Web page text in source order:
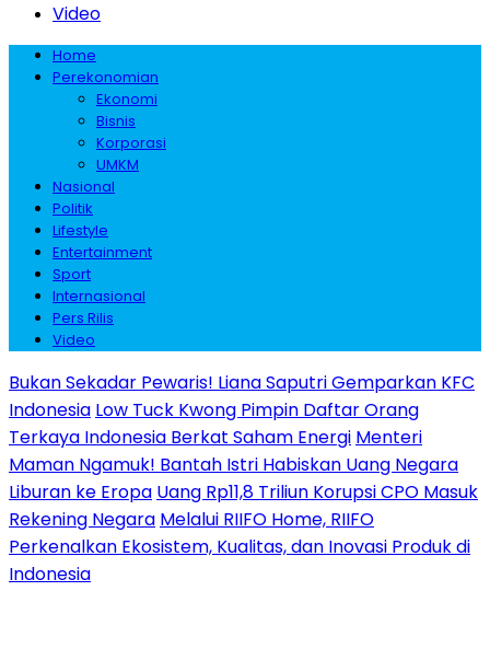
Video
Home
Perekonomian
Ekonomi
Bisnis
Korporasi
UMKM
Nasional
Politik
Lifestyle
Entertainment
Sport
Internasional
Pers Rilis
Video
Bukan Sekadar Pewaris! Liana Saputri Gemparkan KFC
Indonesia Low Tuck Kwong Pimpin Daftar Orang
Terkaya Indonesia Berkat Saham Energi Menteri
Maman Ngamuk! Bantah Istri Habiskan Uang Negara
Liburan ke Eropa Uang Rp11,8 Triliun Korupsi CPO Masuk
Rekening Negara Melalui RIIFO Home, RIIFO
Perkenalkan Ekosistem, Kualitas, dan Inovasi Produk di
Indonesia